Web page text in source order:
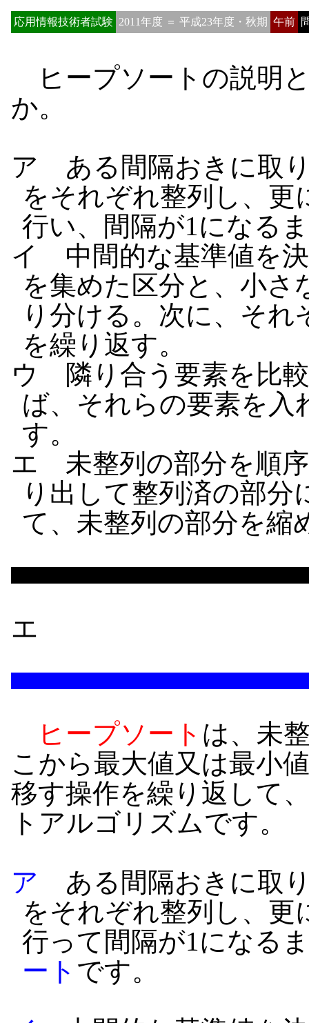
応用情報技術者試験 2011年度 ＝ 平成23年度・秋期 午前
ヒープソートの説明
か。
ア ある間隔おきに取
をそれぞれ整列し、更
行い、間隔が1になる
イ 中間的な基準値を
を集めた区分と、小さ
り分ける。次に、そ
を繰り返す。
ウ 隣り合う要素を比
ば、それらの要素を入
す。
エ 未整列の部分を順
り出して整列済の部
て、未整列の部分を縮
エ
ヒープソート は、未
こから最大値又は最小
移す操作を繰り返して
トアルゴリズムです。
ア ある間隔おきに取
をそれぞれ整列し、更
行って間隔が1になる
ート です。